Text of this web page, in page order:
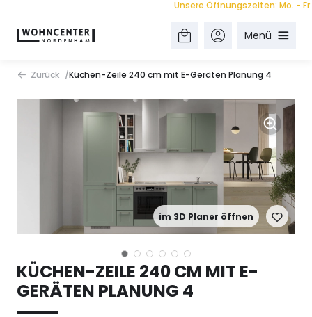
Unsere Öffnungszeiten: Mo. - Fr.
Menü
Zurück Küchen-Zeile 240 cm mit E-Geräten Planung 4
im 3D Planer öffnen
KÜCHEN-ZEILE 240 CM MIT E-
GERÄTEN PLANUNG 4